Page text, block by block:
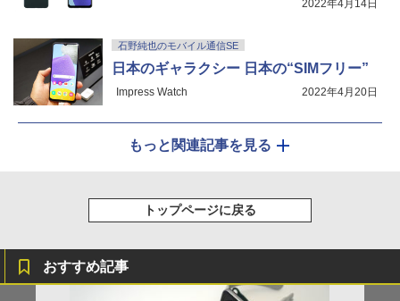
2022年4月14日
石野純也のモバイル通信SE
日本のギャラクシー 日本の“SIMフリー”
Impress Watch 2022年4月20日
もっと関連記事を見る
トップページに戻る
おすすめ記事